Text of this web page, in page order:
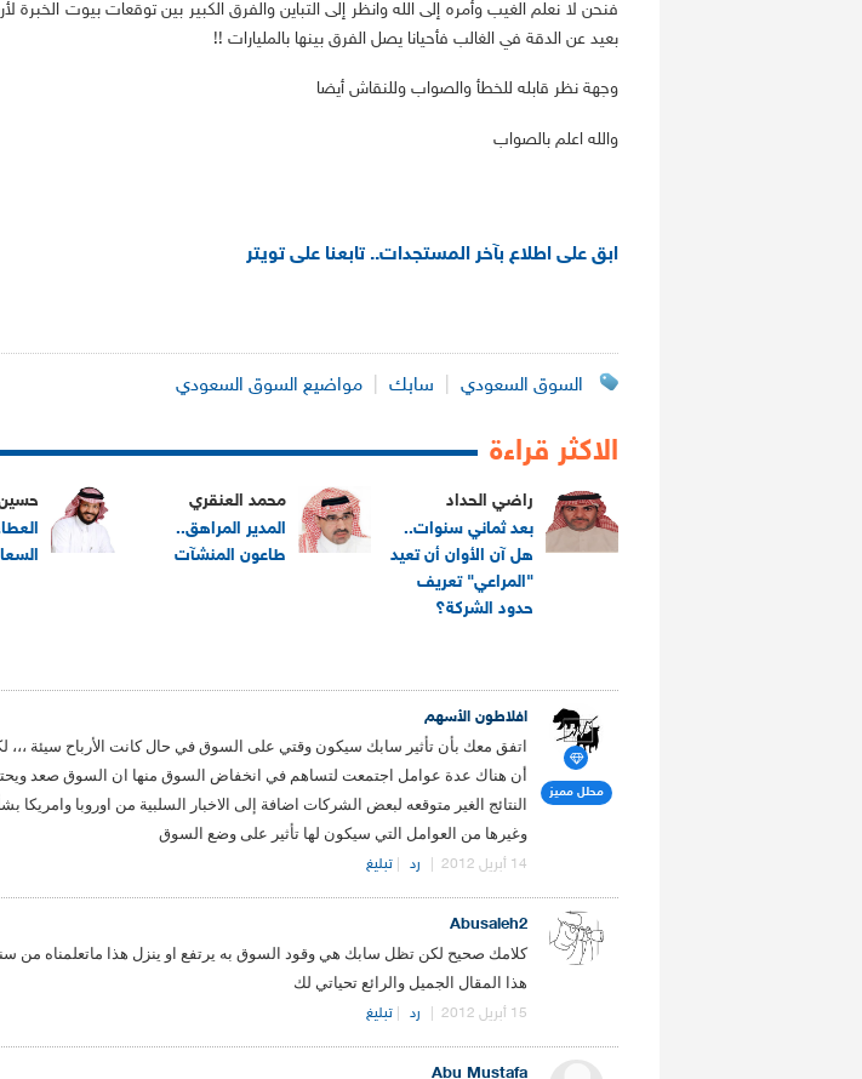
فنحن لا نعلم الغيب وأمره إلى الله وانظر إلى التباين والفرق الكبير بين توقعات بيوت الخبرة
بعيد عن الدقة في الغالب فأحيانا يصل الفرق بينها بالمليارات !!
وجهة نظر قابله للخطأ والصواب وللنقاش أيضا
والله اعلم بالصواب
ابق على اطلاع بآخر المستجدات.. تابعنا على تويتر
السوق السعودي سابك مواضيع السوق السعودي
الاكثر قراءة
راضي الحداد
بعد ثماني سنوات..
هل آن الأوان أن تعيد
"المراعي" تعريف
حدود الشركة؟
محمد العنقري
المدير المراهق..
طاعون المنشآت
محلل مميز
افلاطون الأسهم
اتفق معك بأن تأثير سابك سيكون وقتي على السوق في حال كانت الأرباح سيئة ،،،
أن هناك عدة عوامل اجتمعت لتساهم في انخفاض السوق منها ان السوق صعد
النتائج الغير متوقعه لبعض الشركات اضافة إلى الاخبار السلبية من اوروبا وامريكا
وغيرها من العوامل التي سيكون لها تأثير على وضع السوق
14 أبريل 2012 رد تبليغ
Abusaleh2
هذا المقال الجميل والرائع تحياتي لك
15 أبريل 2012 رد تبليغ
Abu Mustafa